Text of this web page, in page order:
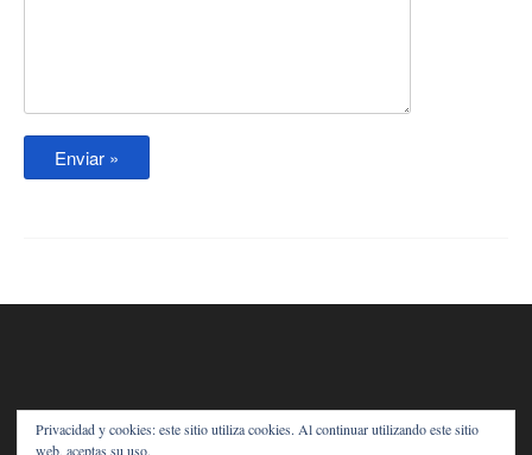
Añade aquí tus propios widgets
Privacidad y cookies: este sitio utiliza cookies. Al continuar utilizando este sitio
web, aceptas su uso.